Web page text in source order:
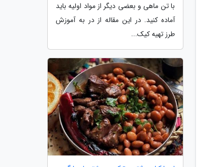
با تن ماهی و بعضی دیگر از مواد اولیه باید
آماده کنید. در این مقاله از در به آموزش
طرز تهیه کیک...